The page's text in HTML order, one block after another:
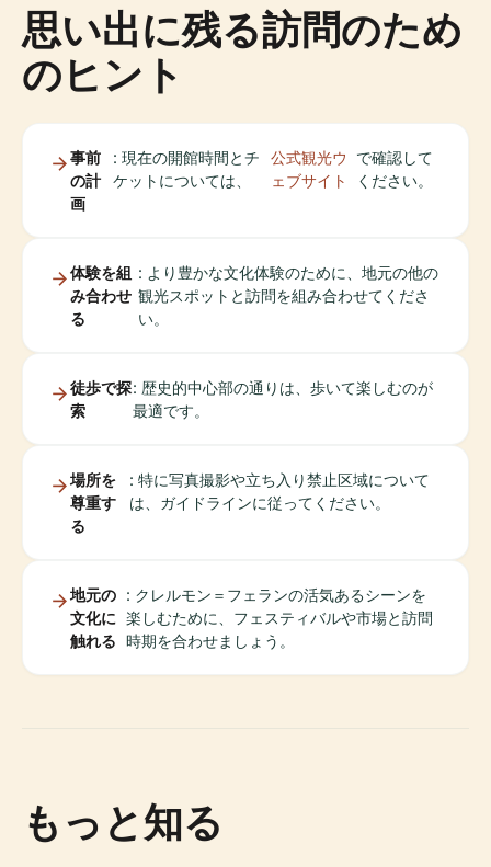
思い出に残る訪問のため
のヒント
事前
の計
画
: 現在の開館時間とチ
ケットについては、
公式観光ウ
ェブサイト
で確認して
ください。
体験を組
み合わせ
る
: より豊かな文化体験のために、地元の他の
観光スポットと訪問を組み合わせてくださ
い。
徒歩で探
索
: 歴史的中心部の通りは、歩いて楽しむのが
最適です。
場所を
尊重す
る
: 特に写真撮影や立ち入り禁止区域について
は、ガイドラインに従ってください。
地元の
文化に
触れる
: クレルモン＝フェランの活気あるシーンを
楽しむために、フェスティバルや市場と訪問
時期を合わせましょう。
もっと知る